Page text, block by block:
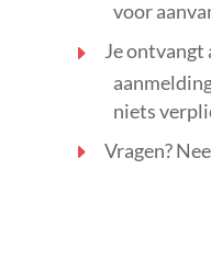
voor
Je ontvangt
niets
Vragen?